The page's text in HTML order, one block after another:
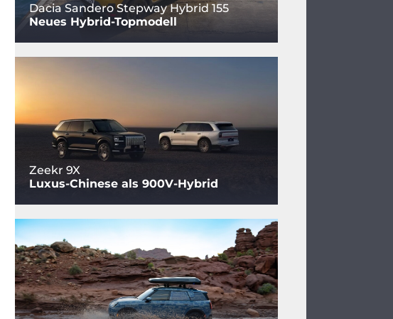
Dacia Sandero Stepway Hybrid 155
Neues Hybrid-Topmodell
Zeekr 9X
Luxus-Chinese als 900V-Hybrid